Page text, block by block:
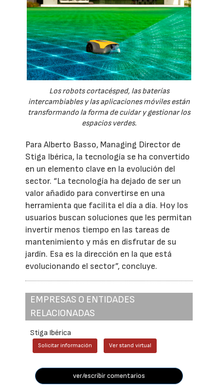
Los robots cortacésped, las baterías
intercambiables y las aplicaciones móviles están
transformando la forma de cuidar y gestionar los
espacios verdes.
Para Alberto Basso, Managing Director de
Stiga Ibérica, la tecnología se ha convertido
en un elemento clave en la evolución del
sector. “La tecnología ha dejado de ser un
valor añadido para convertirse en una
herramienta que facilita el día a día. Hoy los
usuarios buscan soluciones que les permitan
invertir menos tiempo en las tareas de
mantenimiento y más en disfrutar de su
jardín. Esa es la dirección en la que está
evolucionando el sector”, concluye.
EMPRESAS O ENTIDADES
RELACIONADAS
Stiga Ibérica
Solicitar información Ver stand virtual
ver/escribir comentarios